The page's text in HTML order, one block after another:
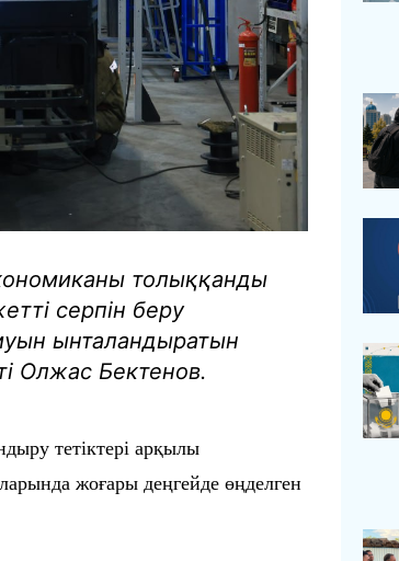
толыққанды
серпін беру
ынталандыратын
Олжас Бектенов.
тетіктері арқылы
жоғары деңгейде өңделген